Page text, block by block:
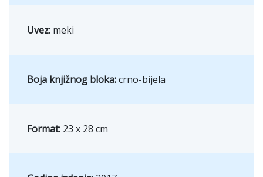
Uvez: meki
Boja knjižnog bloka:crno-bijela
Format: 23 x 28 cm